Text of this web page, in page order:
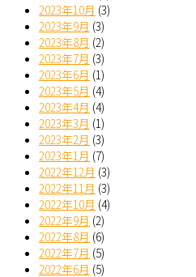
2023年10月 (3)
2023年9月 (3)
2023年8月 (2)
2023年7月 (3)
2023年6月 (1)
2023年5月 (4)
2023年4月 (4)
2023年3月 (1)
2023年2月 (3)
2023年1月 (7)
2022年12月 (3)
2022年11月 (3)
2022年10月 (4)
2022年9月 (2)
2022年8月 (6)
2022年7月 (5)
2022年6月 (5)